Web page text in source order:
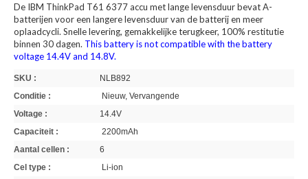
De IBM ThinkPad T61 6377 accu met lange levensduur bevat A-
batterijen voor een langere levensduur van de batterij en meer
oplaadcycli. Snelle levering, gemakkelijke terugkeer, 100% restitutie
binnen 30 dagen. This battery is not compatible with the battery
voltage 14.4V and 14.8V.
SKU :
NLB892
Conditie :
Nieuw, Vervangende
Voltage :
14.4V
Capaciteit :
2200mAh
Aantal cellen :
6
Cel type :
Li-ion